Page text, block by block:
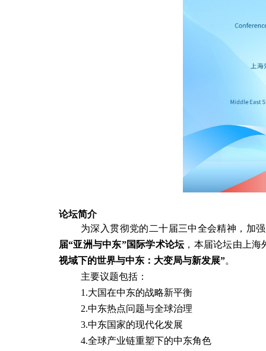
论坛简介
为深入贯彻党的二十届三中全会精神， 加
届“亚洲与中东”国际学术论坛，本届论坛由上海
视域下的世界与中东：大变局与新发展”。
主要议题包括：
1.大国在中东的战略新平衡
2.中东热点问题与全球治理
3.中东国家的现代化发展
4.全球产业链重塑下的中东角色